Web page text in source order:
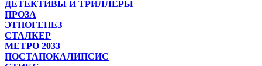
ДЕТЕКТИВЫ И ТРИЛЛЕРЫ
ПРОЗА
ЭТНОГЕНЕЗ
СТАЛКЕР
МЕТРО 2033
ПОСТАПОКАЛИПСИС